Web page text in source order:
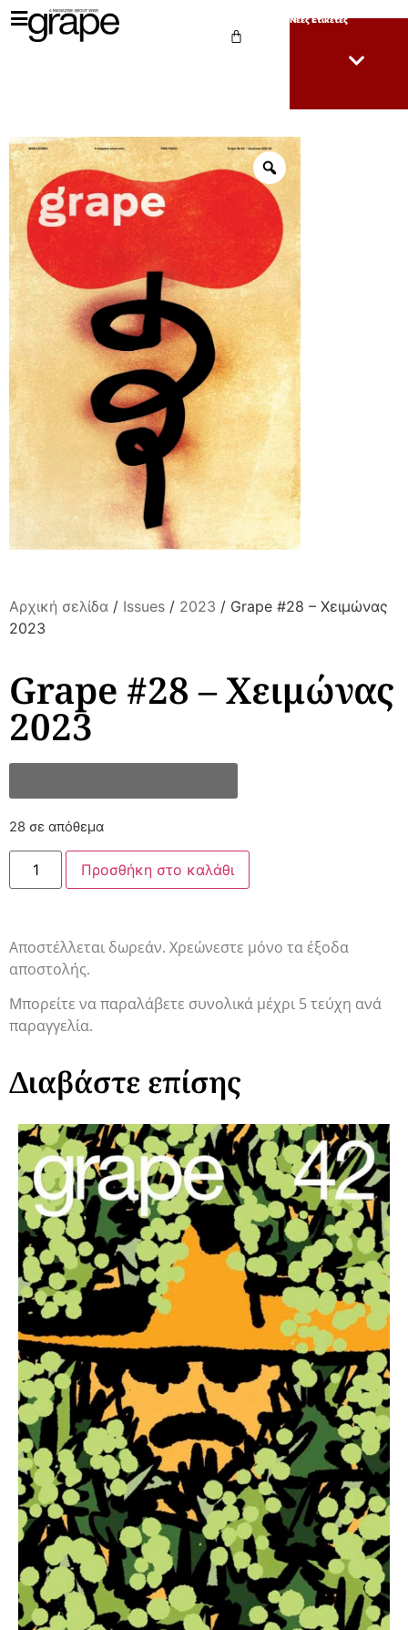
Νέες Ετικέτες
Αρχική σελίδα / Issues / 2023 / Grape #28 – Χειμώνας
2023
Grape #28 – Χειμώνας
2023
28 σε απόθεμα
Προσθήκη στο καλάθι
Αποστέλλεται δωρεάν. Χρεώνεστε μόνο τα έξοδα
αποστολής.
Μπορείτε να παραλάβετε συνολικά μέχρι 5 τεύχη ανά
παραγγελία.
Διαβάστε επίσης